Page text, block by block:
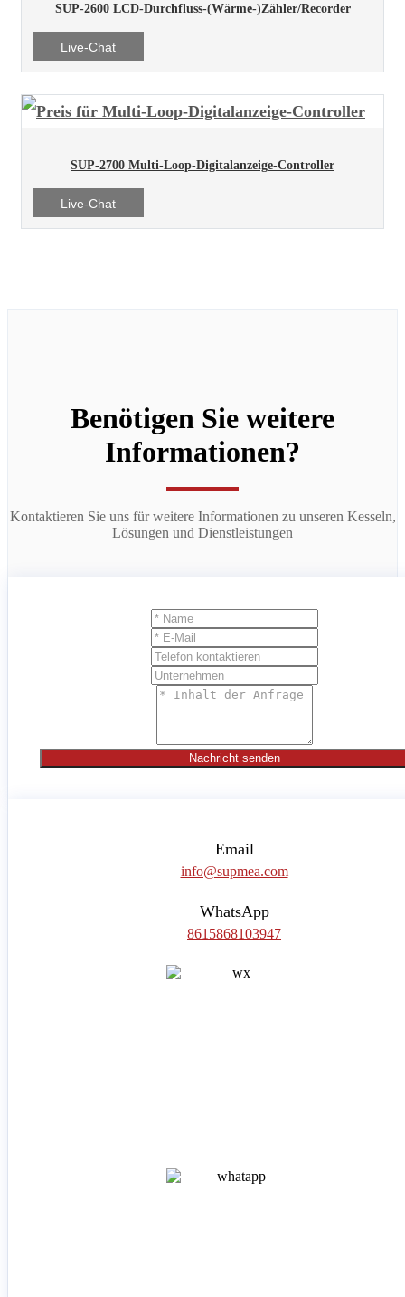
SUP-2600 LCD-Durchfluss-(Wärme-)Zähler/Recorder
Live-Chat
SUP-2700 Multi-Loop-Digitalanzeige-Controller
Live-Chat
Benötigen Sie weitere
Informationen?
Kontaktieren Sie uns für weitere Informationen zu unseren Kesseln,
Lösungen und Dienstleistungen
Nachricht senden
Email
info@supmea.com
WhatsApp
8615868103947